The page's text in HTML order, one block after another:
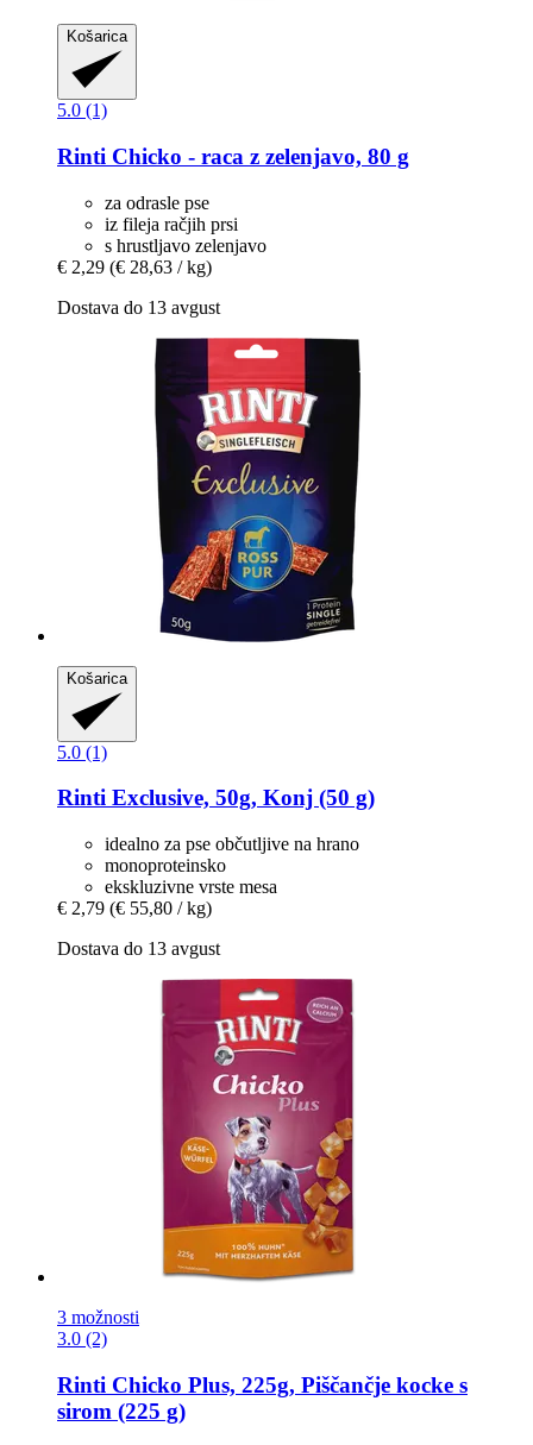
Košarica
5.0 (1)
Rinti Chicko -​ raca z zelenjavo, 80 g
za odrasle pse
iz fileja račjih prsi
s hrustljavo zelenjavo
€ 2,29 (€ 28,63 / kg)
Dostava do 13 avgust
Košarica
5.0 (1)
Rinti Exclusive, 50g, Konj (50 g)
idealno za pse občutljive na hrano
monoproteinsko
ekskluzivne vrste mesa
€ 2,79 (€ 55,80 / kg)
Dostava do 13 avgust
3 možnosti
3.0 (2)
Rinti Chicko Plus, 225g, Piščančje kocke s
sirom (225 g)